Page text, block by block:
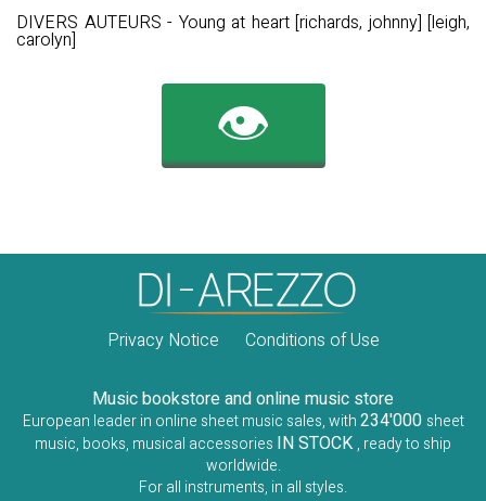
DIVERS AUTEURS - Young at heart [richards, johnny] [leigh,
carolyn]
👁️
Privacy Notice Conditions of Use
Music bookstore and online music store
European leader in online sheet music sales, with234'000 sheet
music, books, musical accessories IN STOCK , ready to ship
worldwide.
For all instruments, in all styles.